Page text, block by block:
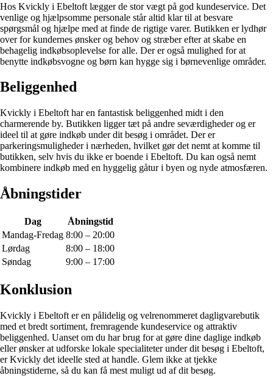
Hos Kvickly i Ebeltoft lægger de stor vægt på god kundeservice. Det
venlige og hjælpsomme personale står altid klar til at besvare
spørgsmål og hjælpe med at finde de rigtige varer. Butikken er lydhør
over for kundernes ønsker og behov og stræber efter at skabe en
behagelig indkøbsoplevelse for alle. Der er også mulighed for at
benytte indkøbsvogne og børn kan hygge sig i børnevenlige områder.
Beliggenhed
Kvickly i Ebeltoft har en fantastisk beliggenhed midt i den
charmerende by. Butikken ligger tæt på andre seværdigheder og er
ideel til at gøre indkøb under dit besøg i området. Der er
parkeringsmuligheder i nærheden, hvilket gør det nemt at komme til
butikken, selv hvis du ikke er boende i Ebeltoft. Du kan også nemt
kombinere indkøb med en hyggelig gåtur i byen og nyde atmosfæren.
Åbningstider
Dag
Åbningstid
Mandag-Fredag 8:00 – 20:00
Lørdag
8:00 – 18:00
Søndag
9:00 – 17:00
Konklusion
Kvickly i Ebeltoft er en pålidelig og velrenommeret dagligvarebutik
med et bredt sortiment, fremragende kundeservice og attraktiv
beliggenhed. Uanset om du har brug for at gøre dine daglige indkøb
eller ønsker at udforske lokale specialiteter under dit besøg i Ebeltoft,
er Kvickly det ideelle sted at handle. Glem ikke at tjekke
åbningstiderne, så du kan få mest muligt ud af dit besøg.